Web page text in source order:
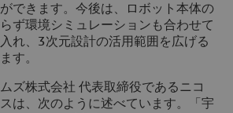
できます。今後は、ロボット本体の
ず環境シミュレーションも合わせて
れ、3次元設計の活用範囲を広げる
す。
ズ株式会社 代表取締役であるニコ
は、次のように述べています。「宇